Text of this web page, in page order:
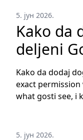
5. јун 2026.
Kako da
deljeni
Kako da dodaj
exact
what gosti see, i
5. јун 2026.